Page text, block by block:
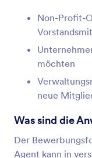
Non-Profit-
möchten
neue
Was sind die
Der
Agent kann in